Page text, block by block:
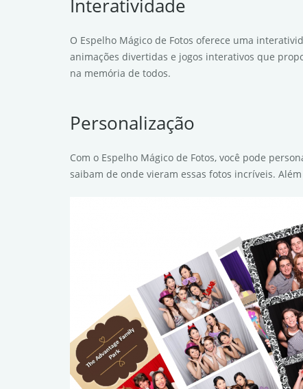
Interatividade
O Espelho Mágico de Fotos oferece uma
animações divertidas e jogos interativos que
na memória de todos.
Personalização
Com o Espelho Mágico de Fotos, você pode
saibam de onde vieram essas fotos incríveis.